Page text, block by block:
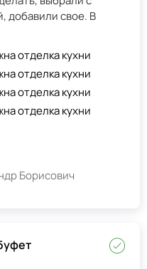
добавили свое. В
Борисович